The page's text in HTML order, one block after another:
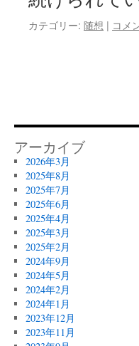
カテゴリー: 随想 | コメ
アーカイブ
2026年3月
2025年8月
2025年7月
2025年6月
2025年4月
2025年3月
2025年2月
2024年9月
2024年5月
2024年2月
2024年1月
2023年12月
2023年11月